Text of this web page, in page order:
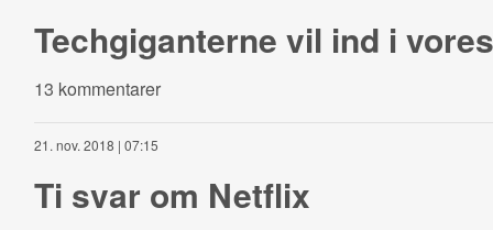
Techgiganterne vil ind i
13 kommentarer
21. nov. 2018 | 07:15
Ti svar om Netflix